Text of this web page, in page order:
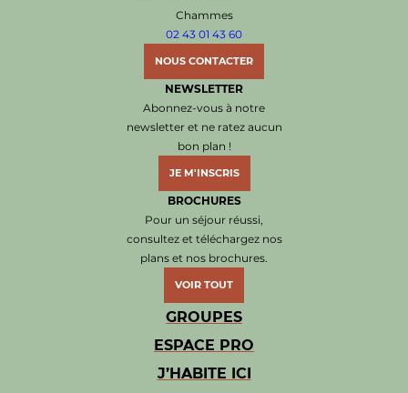
Chammes
02 43 01 43 60
NOUS CONTACTER
NEWSLETTER
Abonnez-vous à notre
newsletter et ne ratez aucun
bon plan !
JE M'INSCRIS
BROCHURES
Pour un séjour réussi,
consultez et téléchargez nos
plans et nos brochures.
VOIR TOUT
GROUPES
ESPACE PRO
J’HABITE ICI